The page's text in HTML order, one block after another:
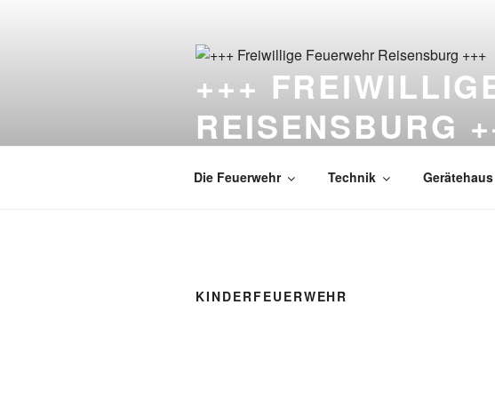
+++
REISENSBURG
Die Feuerwehr Technik Gerätehaus
KINDERFEUERWEHR